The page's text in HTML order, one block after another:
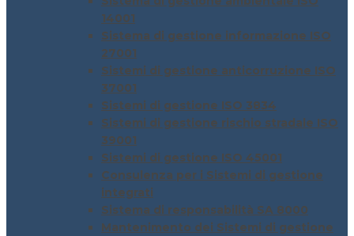
14001
Sistema di gestione informazione ISO
27001
Sistemi di gestione anticorruzione ISO
37001
Sistemi di gestione ISO 3834
Sistemi di gestione rischio stradale ISO
39001
Sistemi di gestione ISO 45001
Consulenza per i Sistemi di gestione
integrati
Sistema di responsabilità SA 8000
Mantenimento dei Sistemi di gestione